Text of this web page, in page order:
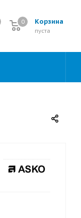
Корзина
0
пуста
0